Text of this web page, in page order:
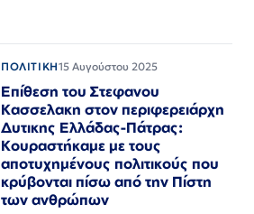
ΠΟΛΙΤΙΚΗ15 Αυγούστου 2025
Επίθεση του Στεφανου
Κασσελακη στον περιφερειάρχη
Δυτικης Ελλάδας-Πάτρας:
Κουραστήκαμε με τους
αποτυχημένους πολιτικούς που
κρύβονται πίσω από την Πίστη
των ανθρώπων